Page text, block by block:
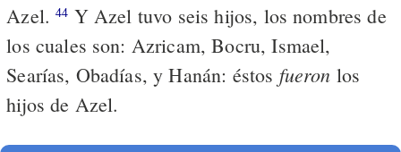
Azel.44 Y Azel tuvo seis hijos, los nombres de
los cuales son: Azricam, Bocru, Ismael,
Searías, Obadías, y Hanán: éstos fueron los
hijos de Azel.